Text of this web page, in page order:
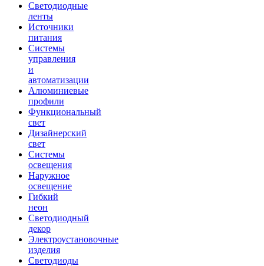
Светодиодные
ленты
Источники
питания
Системы
управления
и
автоматизации
Алюминиевые
профили
Функциональный
свет
Дизайнерский
свет
Системы
освещения
Наружное
освещение
Гибкий
неон
Светодиодный
декор
Электроустановочные
изделия
Светодиоды